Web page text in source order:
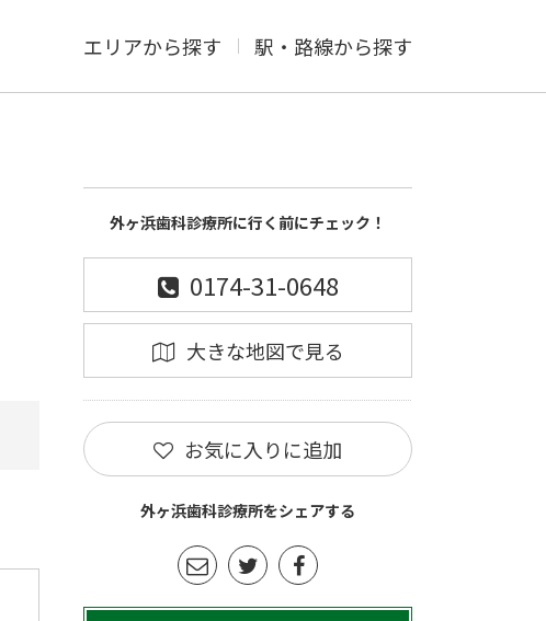
エリアから探す 駅・路線から探す
外ヶ浜歯科診療所に行く前にチェック！
0174-31-0648
大きな地図で見る
お気に入りに追加
外ヶ浜歯科診療所をシェアする